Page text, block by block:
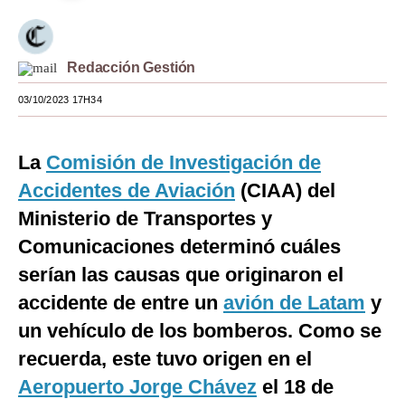
Viajes
Moda
Estilos
EEUU
España
Internacional
Club del Suscriptor
Mix
Redacción Gestión
03/10/2023 17H34
La Comisión de Investigación de
Accidentes de Aviación (CIAA) del
Ministerio de Transportes y
Comunicaciones determinó cuáles
serían las causas que originaron el
accidente de entre un avión de Latam y
un vehículo de los bomberos. Como se
recuerda, este tuvo origen en el
Aeropuerto Jorge Chávez el 18 de